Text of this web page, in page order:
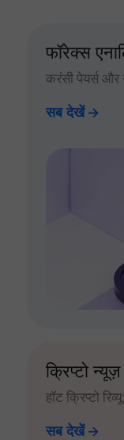
फॉरेक्स
करंसी पेयर्स और
सब देखें
क्रिप्टो न्यूज़
हॉट क्रिप्टो
सब देखें